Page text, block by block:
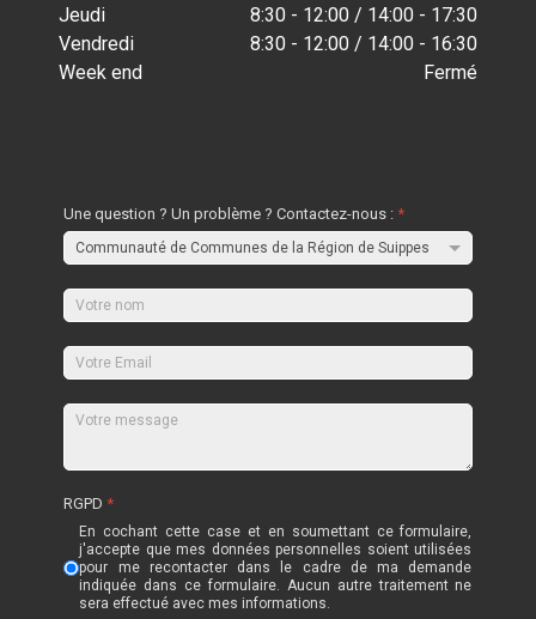
Jeudi
8:30 - 12:00 / 14:00 - 17:30
Vendredi
8:30 - 12:00 / 14:00 - 16:30
Week end
Fermé
Une question ? Un problème ? Contactez-nous :*
RGPD*
En cochant cette case et en soumettant ce formulaire,
j'accepte que mes données personnelles soient utilisées
pour me recontacter dans le cadre de ma demande
indiquée dans ce formulaire. Aucun autre traitement ne
sera effectué avec mes informations.